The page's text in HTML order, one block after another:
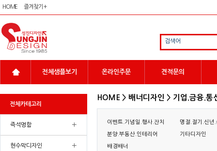
HOME 즐겨찾기 +
검색어
전체샘플보기 온라인주문 견적문의
전체카테고리
즉석명함 +
현수막디자인 +
HOME > 배너디자인 > 기업.금융.통
이벤트.기념일.행사.잔치 명절.절기.신년
분양.부동산.인테리어 기타디자인
배경배너